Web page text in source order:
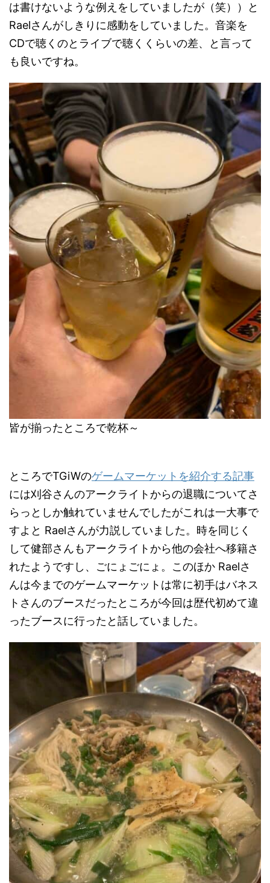
は書けないような例えをしていましたが（笑））と
Raelさんがしきりに感動をしていました。音楽を
CDで聴くのとライブで聴くくらいの差、と言って
も良いですね。
皆が揃ったところで乾杯～
ところでTGiWのゲームマーケットを紹介する記事
には刈谷さんのアークライトからの退職についてさ
らっとしか触れていませんでしたがこれは一大事で
すよと Raelさんが力説していました。時を同じく
して健部さんもアークライトから他の会社へ移籍さ
れたようですし、ごにょごにょ。このほか Raelさ
んは今までのゲームマーケットは常に初手はバネス
トさんのブースだったところが今回は歴代初めて違
ったブースに行ったと話していました。